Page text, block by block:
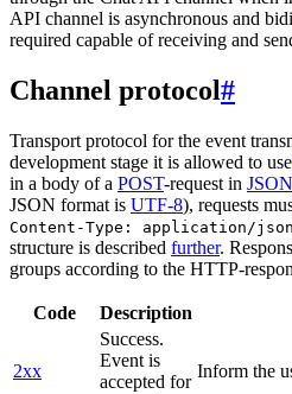
API channel is asynchronous and
required capable of receiving and
Channel protocol#
Transport protocol for the event
development stage it is allowed to use
in a body of a POST-request in JSON
JSON format is UTF-8), requests
Content-Type: application/
structure is described further.
groups according to the HTTP-
Code Description
2xx
Success.
Event is
accepted for
Inform the